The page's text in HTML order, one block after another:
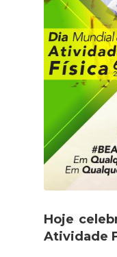
Hoje
Atividade